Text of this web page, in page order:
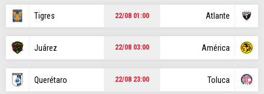
Tigres 22/08 01:00 Atlante
Juárez 22/08 03:00 América
Querétaro 22/08 23:00 Toluca